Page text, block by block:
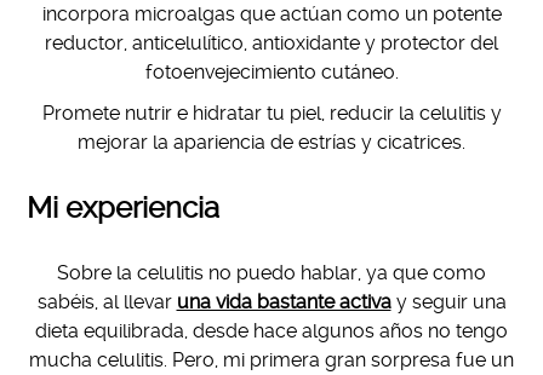
incorpora microalgas que actúan como un potente
reductor, anticelulítico, antioxidante y protector del
fotoenvejecimiento cutáneo.
Promete nutrir e hidratar tu piel, reducir la celulitis y
mejorar la apariencia de estrías y cicatrices.
Mi experiencia
Sobre la celulitis no puedo hablar, ya que como
sabéis, al llevar una vida bastante activay seguir una
dieta equilibrada, desde hace algunos años no tengo
mucha celulitis. Pero, mi primera gran sorpresa fue un